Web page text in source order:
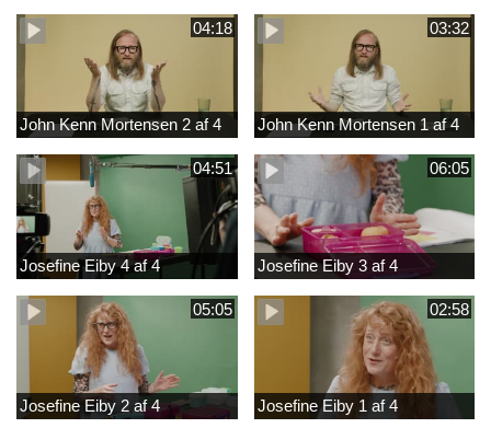
04:18
John Kenn Mortensen 2 af 4
03:32
John Kenn Mortensen 1 af 4
04:51
Josefine Eiby 4 af 4
06:05
Josefine Eiby 3 af 4
05:05
Josefine Eiby 2 af 4
02:58
Josefine Eiby 1 af 4